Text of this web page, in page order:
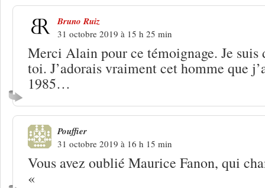
Bruno Ruiz
31 octobre 2019 à 15 h 25 min
Merci Alain pour ce témoignage. Je suis
toi. J’adorais vraiment cet homme que
1985…
Pouffier
31 octobre 2019 à 16 h 15 min
Vous avez oublié Maurice Fanon, qui
«